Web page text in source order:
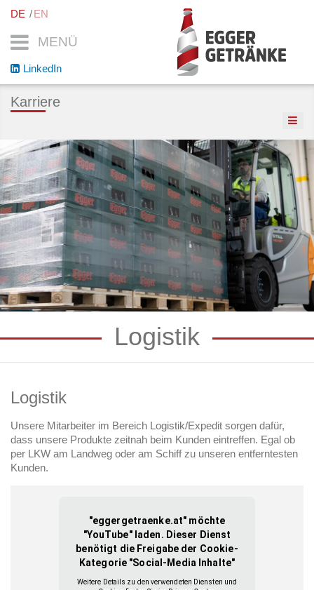
MENÜ
DE EN
LinkedIn
Karriere
Logistik
Logistik
Unsere Mitarbeiter im Bereich Logistik/Expedit sorgen dafür,
dass unsere Produkte zeitnah beim Kunden eintreffen. Egal ob
per LKW am Landweg oder am Schiff zu unseren entferntesten
Kunden.